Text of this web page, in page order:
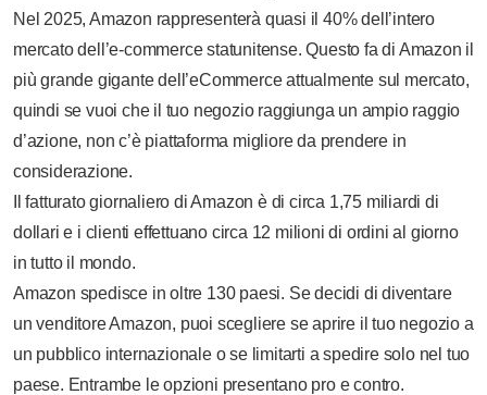
Nel 2025, Amazon rappresenterà quasi il 40% dell’intero
mercato dell’e-commerce statunitense. Questo fa di Amazon il
più grande gigante dell’eCommerce attualmente sul mercato,
quindi se vuoi che il tuo negozio raggiunga un ampio raggio
d’azione, non c’è piattaforma migliore da prendere in
considerazione.
Il fatturato giornaliero di Amazon è di circa 1,75 miliardi di
dollari e i clienti effettuano circa 12 milioni di ordini al giorno
in tutto il mondo.
Amazon spedisce in oltre 130 paesi. Se decidi di diventare
un venditore Amazon, puoi scegliere se aprire il tuo negozio a
un pubblico internazionale o se limitarti a spedire solo nel tuo
paese. Entrambe le opzioni presentano pro e contro.